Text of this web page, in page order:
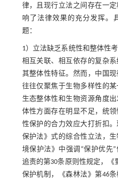
律，且现行立法之间存在一
响了法律效果的充分发挥。
题：
1）立法缺乏系统性和整体性
相互关联、相互依存的复杂
其整体性特征。然而，中国
往往仅聚焦于生物多样性的
生态整体性和生物资源角度
体性方面存在明显不足，统
性保护的合力效应大打折扣
保护法》式的综合性立法，
境保护法》中强调“保护优先
追责的第30条原则性规定，
保护机制，《森林法》第46